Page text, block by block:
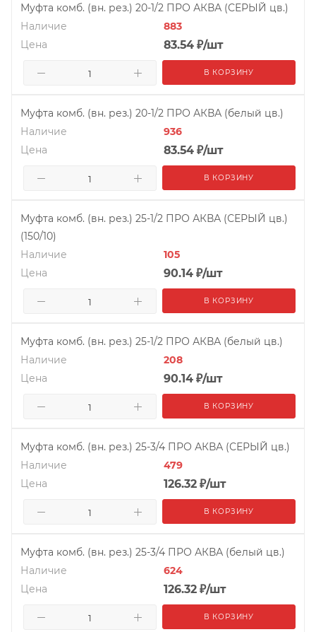
Муфта комб. (вн. рез.) 20-1/2 ПРО АКВА (СЕРЫЙ цв.)
Наличие
883
Цена
83.54 ₽/шт
В КОРЗИНУ
Муфта комб. (вн. рез.) 20-1/2 ПРО АКВА (белый цв.)
Наличие
936
Цена
83.54 ₽/шт
В КОРЗИНУ
Муфта комб. (вн. рез.) 25-1/2 ПРО АКВА (СЕРЫЙ цв.)
(150/10)
Наличие
105
Цена
90.14 ₽/шт
В КОРЗИНУ
Муфта комб. (вн. рез.) 25-1/2 ПРО АКВА (белый цв.)
Наличие
208
Цена
90.14 ₽/шт
В КОРЗИНУ
Муфта комб. (вн. рез.) 25-3/4 ПРО АКВА (СЕРЫЙ цв.)
Наличие
479
Цена
126.32 ₽/шт
В КОРЗИНУ
Муфта комб. (вн. рез.) 25-3/4 ПРО АКВА (белый цв.)
Наличие
624
Цена
126.32 ₽/шт
В КОРЗИНУ